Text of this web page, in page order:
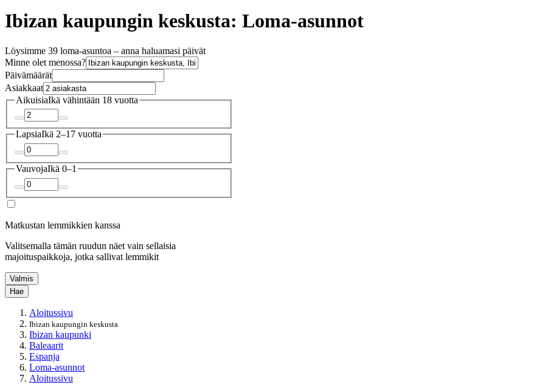
Ibizan kaupungin keskusta: Loma-asunnot
Löysimme 39 loma-asuntoa – anna haluamasi päivät
Minne olet menossa?
Päivämäärät
Asiakkaat
AikuisiaIkä vähintään 18 vuotta
LapsiaIkä 2–17 vuotta
VauvojaIkä 0–1
Matkustan lemmikkien kanssa
Valitsemalla tämän ruudun näet vain sellaisia
majoituspaikkoja, jotka sallivat lemmikit
Valmis
Hae
Aloitussivu
Ibizan kaupungin keskusta
Ibizan kaupunki
Baleaarit
Espanja
Loma-asunnot
Aloitussivu